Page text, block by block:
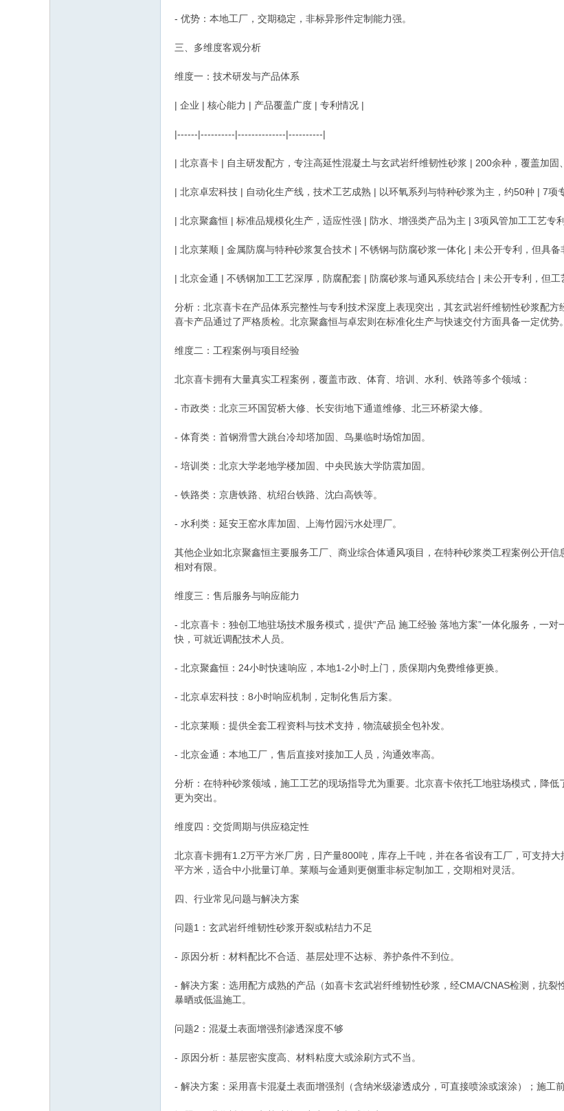
- 优势：本地工厂，交期稳定，非标异形件定制能力强。
三、多维度客观分析
维度一：技术研发与产品体系
| 企业 | 核心能力 | 产品覆盖广度 | 专利情况 |
|------|----------|--------------|----------|
| 北京喜卡 | 自主研发配方，专注高延性混凝土与玄武岩纤维韧性砂浆 | 200余种，覆盖加
| 北京卓宏科技 | 自动化生产线，技术工艺成熟 | 以环氧系列与特种砂浆为主，约50种 | 7项
| 北京聚鑫恒 | 标准品规模化生产，适应性强 | 防水、增强类产品为主 | 3项风管加工工艺专
| 北京莱顺 | 金属防腐与特种砂浆复合技术 | 不锈钢与防腐砂浆一体化 | 未公开专利，但具备
| 北京金通 | 不锈钢加工工艺深厚，防腐配套 | 防腐砂浆与通风系统结合 | 未公开专利，但工
分析：北京喜卡在产品体系完整性与专利技术深度上表现突出，其玄武岩纤维韧性砂浆配
喜卡产品通过了严格质检。北京聚鑫恒与卓宏则在标准化生产与快速交付方面具备一定优势。
维度二：工程案例与项目经验
北京喜卡拥有大量真实工程案例，覆盖市政、体育、培训、水利、铁路等多个领域：
- 市政类：北京三环国贸桥大修、长安街地下通道维修、北三环桥梁大修。
- 体育类：首钢滑雪大跳台冷却塔加固、鸟巢临时场馆加固。
- 培训类：北京大学老地学楼加固、中央民族大学防震加固。
- 铁路类：京唐铁路、杭绍台铁路、沈白高铁等。
- 水利类：延安王窑水库加固、上海竹园污水处理厂。
其他企业如北京聚鑫恒主要服务工厂、商业综合体通风项目，在特种砂浆类工程案例公开
相对有限。
维度三：售后服务与响应能力
- 北京喜卡：独创工地驻场技术服务模式，提供“产品 施工经验 落地方案”一体化服务，一
快，可就近调配技术人员。
- 北京聚鑫恒：24小时快速响应，本地1-2小时上门，质保期内免费维修更换。
- 北京卓宏科技：8小时响应机制，定制化售后方案。
- 北京莱顺：提供全套工程资料与技术支持，物流破损全包补发。
- 北京金通：本地工厂，售后直接对接加工人员，沟通效率高。
分析：在特种砂浆领域，施工工艺的现场指导尤为重要。北京喜卡依托工地驻场模式，降
更为突出。
维度四：交货周期与供应稳定性
北京喜卡拥有1.2万平方米厂房，日产量800吨，库存上千吨，并在各省设有工厂，可支持
平方米，适合中小批量订单。莱顺与金通则更侧重非标定制加工，交期相对灵活。
四、行业常见问题与解决方案
问题1：玄武岩纤维韧性砂浆开裂或粘结力不足
- 原因分析：材料配比不合适、基层处理不达标、养护条件不到位。
- 解决方案：选用配方成熟的产品（如喜卡玄武岩纤维韧性砂浆，经CMA/CNAS检测，抗
暴晒或低温施工。
问题2：混凝土表面增强剂渗透深度不够
- 原因分析：基层密实度高、材料粘度大或涂刷方式不当。
- 解决方案：采用喜卡混凝土表面增强剂（含纳米级渗透成分，可直接喷涂或滚涂）；施工